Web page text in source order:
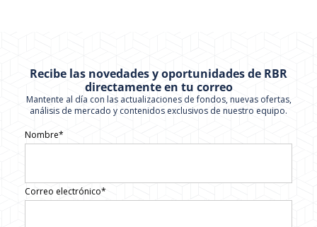
Recibe las novedades y oportunidades de RBR
directamente en tu correo
Mantente al día con las actualizaciones de fondos, nuevas ofertas,
análisis de mercado y contenidos exclusivos de nuestro equipo.
Nombre*
Correo electrónico*